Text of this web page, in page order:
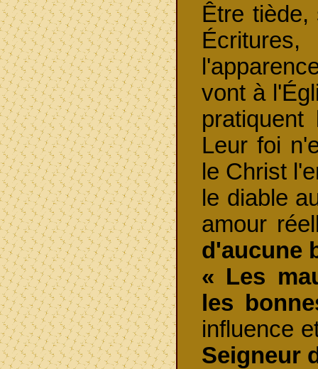
Être
vont à
Leur foi
le Christ
le diable
amour
d'aucune
« Les
les
influence
Seigneur